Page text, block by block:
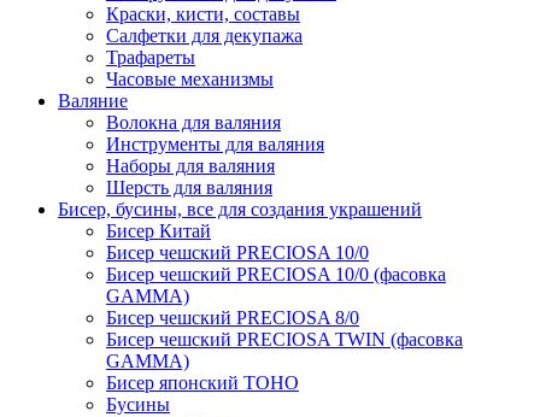
Краски, кисти, составы
Салфетки для декупажа
Трафареты
Часовые механизмы
Валяние
Волокна для валяния
Инструменты для валяния
Наборы для валяния
Шерсть для валяния
Бисер, бусины, все для создания украшений
Бисер Китай
Бисер чешский PRECIOSA 10/0
Бисер чешский PRECIOSA 10/0 (фасовка
GAMMA)
Бисер чешский PRECIOSA 8/0
Бисер чешский PRECIOSA TWIN (фасовка
GAMMA)
Бисер японский TOHO
Бусины